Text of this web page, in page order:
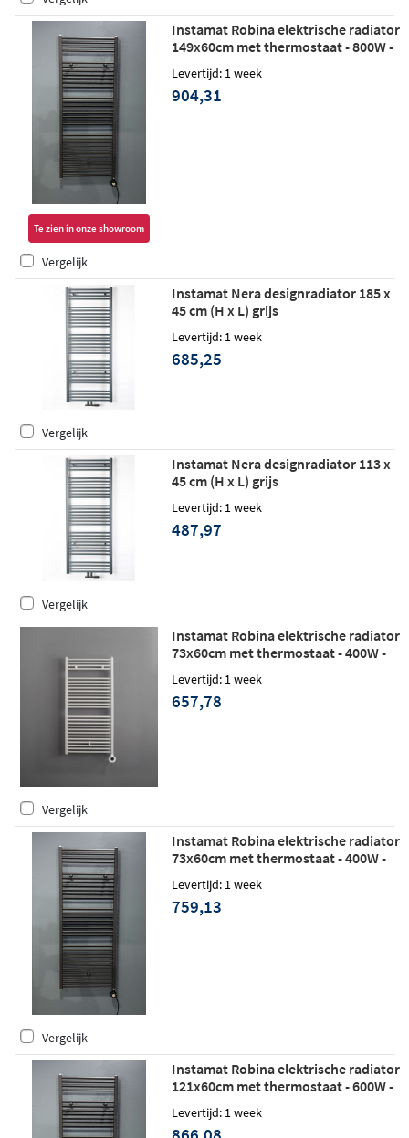
Te zien in onze showroom
Instamat Robina elektrische radiator
149x60cm met thermostaat - 800W -
Levertijd: 1 week
904,31
Vergelijk
Instamat Nera designradiator 185 x
45 cm (H x L) grijs
Levertijd: 1 week
685,25
Vergelijk
Instamat Nera designradiator 113 x
45 cm (H x L) grijs
Levertijd: 1 week
487,97
Vergelijk
Instamat Robina elektrische radiator
73x60cm met thermostaat - 400W -
Levertijd: 1 week
657,78
Vergelijk
Instamat Robina elektrische radiator
73x60cm met thermostaat - 400W -
soft zwart
Levertijd: 1 week
759,13
Vergelijk
Instamat Robina elektrische radiator
121x60cm met thermostaat - 600W -
soft zwart
Levertijd: 1 week